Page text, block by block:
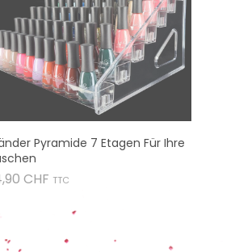
Pyramide 7 Etagen Für Ihre
CHF Preis
TTC